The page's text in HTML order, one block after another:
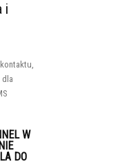
i
dla
W
DO